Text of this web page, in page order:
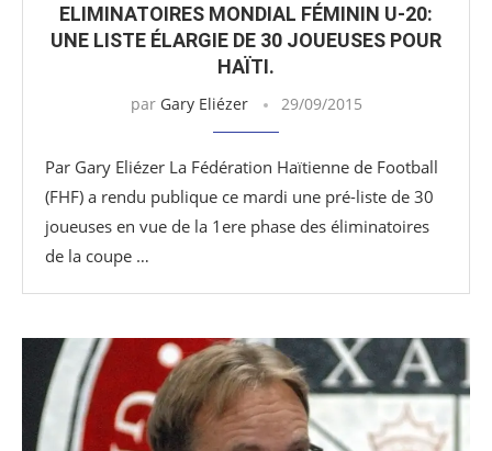
ELIMINATOIRES MONDIAL FÉMININ U-20:
UNE LISTE ÉLARGIE DE 30 JOUEUSES POUR
HAÏTI.
par Gary Eliézer 29/09/2015
Par Gary Eliézer La Fédération Haïtienne de Football
(FHF) a rendu publique ce mardi une pré-liste de 30
joueuses en vue de la 1ere phase des éliminatoires
de la coupe …